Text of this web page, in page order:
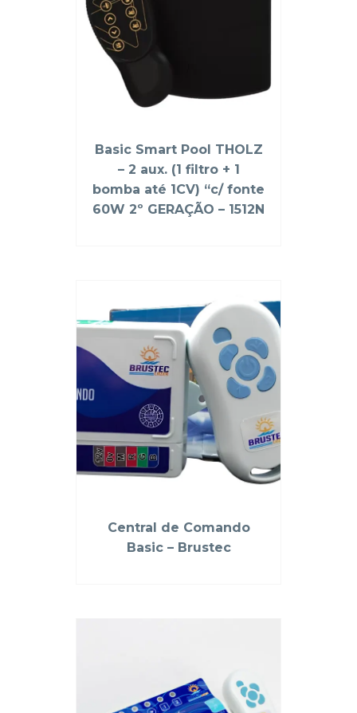
Basic Smart Pool THOLZ
– 2 aux. (1 filtro + 1
bomba até 1CV) “c/ fonte
60W 2º GERAÇÃO – 1512N
Central de Comando
Basic – Brustec